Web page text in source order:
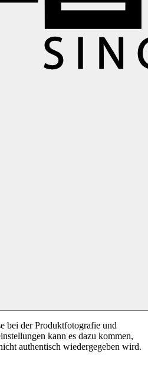
bei der Produktfotografie und
kann es dazu kommen,
authentisch wiedergegeben wird.